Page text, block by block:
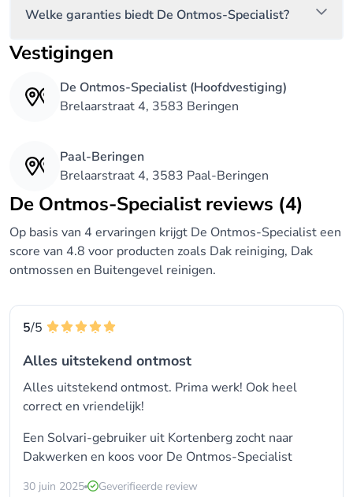
Welke garanties biedt De Ontmos-Specialist?
Vestigingen
De Ontmos-Specialist (Hoofdvestiging)
Brelaarstraat 4, 3583 Beringen
Paal-Beringen
Brelaarstraat 4, 3583 Paal-Beringen
De Ontmos-Specialist reviews (4)
Op basis van 4 ervaringen krijgt De Ontmos-Specialist een
score van 4.8 voor producten zoals Dak reiniging, Dak
ontmossen en Buitengevel reinigen.
5/5
Alles uitstekend ontmost
Alles uitstekend ontmost. Prima werk! Ook heel
correct en vriendelijk!
Een Solvari-gebruiker uit Kortenberg zocht naar
Dakwerken en koos voor De Ontmos-Specialist
30 juin 2025 Geverifieerde review